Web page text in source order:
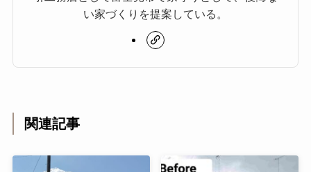
い家づくりを提案している。
関連記事